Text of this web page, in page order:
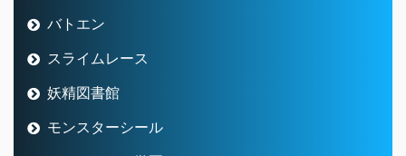
バトエン
スライムレース
妖精図書館
モンスターシール